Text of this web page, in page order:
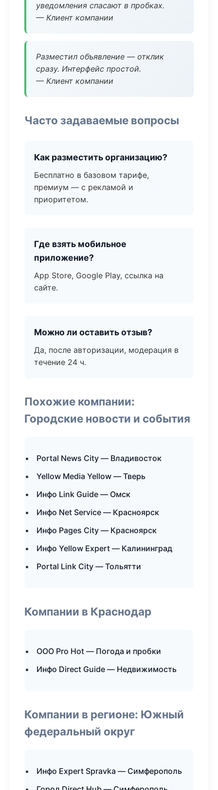
уведомления спасают в пробках.
— Клиент компании
Разместил объявление — отклик
сразу. Интерфейс простой.
— Клиент компании
Часто задаваемые вопросы
Как разместить организацию?
Бесплатно в базовом тарифе,
премиум — с рекламой и
приоритетом.
Где взять мобильное
приложение?
App Store, Google Play, ссылка на
сайте.
Можно ли оставить отзыв?
Да, после авторизации, модерация в
течение 24 ч.
Похожие компании:
Городские новости и события
Portal News City — Владивосток
Yellow Media Yellow — Тверь
Инфо Link Guide — Омск
Инфо Net Service — Красноярск
Инфо Pages City — Красноярск
Инфо Yellow Expert — Калининград
Portal Link City — Тольятти
Компании в Краснодар
ООО Pro Hot — Погода и пробки
Инфо Direct Guide — Недвижимость
Компании в регионе: Южный
федеральный округ
Инфо Expert Spravka — Симферополь